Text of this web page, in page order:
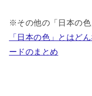
※その他の「日本の色
「日本の色」とはど
ードのまとめ